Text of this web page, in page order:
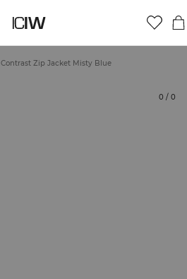
Contrast Zip Jacket Misty Blue
0 / 0